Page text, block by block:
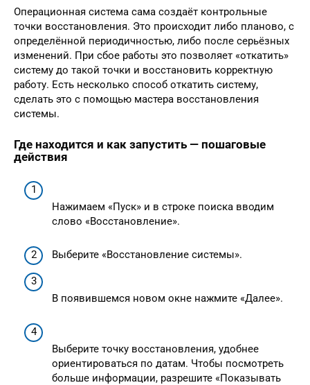
Операционная система сама создаёт контрольные
точки восстановления. Это происходит либо планово, с
определённой периодичностью, либо после серьёзных
изменений. При сбое работы это позволяет «откатить»
систему до такой точки и восстановить корректную
работу. Есть несколько способ откатить систему,
сделать это с помощью мастера восстановления
системы.
Где находится и как запустить — пошаговые
действия
Нажимаем «Пуск» и в строке поиска вводим
слово «Восстановление».
Выберите «Восстановление системы».
В появившемся новом окне нажмите «Далее».
Выберите точку восстановления, удобнее
ориентироваться по датам. Чтобы посмотреть
больше информации, разрешите «Показывать